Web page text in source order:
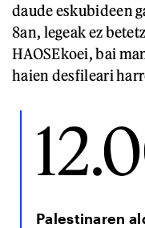
daude eskubideen
8an, legeak ez
HAOSEkoei, bai
haien desfileari
Palestinaren